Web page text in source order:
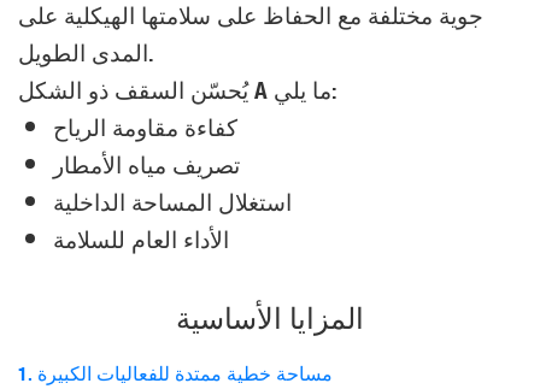
جوية مختلفة مع الحفاظ على سلامتها الهيكلية على
المدى الطويل.
يُحسّن السقف ذو الشكل A ما يلي:
كفاءة مقاومة الرياح
تصريف مياه الأمطار
استغلال المساحة الداخلية
الأداء العام للسلامة
المزايا الأساسية
1. مساحة خطية ممتدة للفعاليات الكبيرة